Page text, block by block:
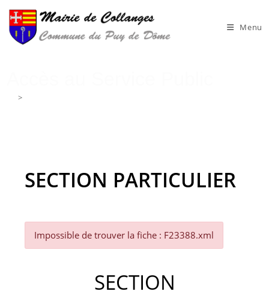
Skip
content
Menu
>
SECTION PARTICULIER
Impossible de trouver la fiche : F23388.xml
SECTION